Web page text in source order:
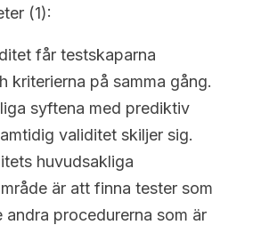
(1):
får testskaparna
kriterierna på samma gång.
syftena med prediktiv
validitet skiljer sig.
huvudsakliga
är att finna tester som
andra procedurerna som är